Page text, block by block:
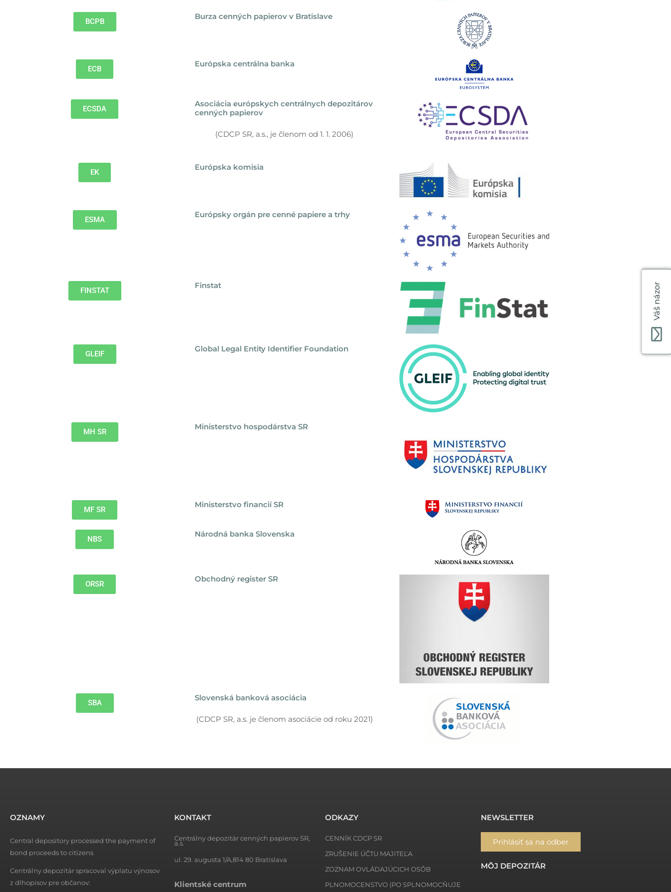
BCPB
Burza cenných papierov v Bratislave
ECB
Európska centrálna banka
ECSDA
Asociácia európskych centrálnych depozitárov
cenných papierov
(CDCP SR, a.s., je členom od 1. 1. 2006)
EK
Európska komisia
ESMA
Európsky orgán pre cenné papiere a trhy
FINSTAT
Finstat
GLEIF
Global Legal Entity Identifier Foundation
MH SR
Ministerstvo hospodárstva SR
MF SR
Ministerstvo financií SR
NBS
Národná banka Slovenska
ORSR
Obchodný register SR
SBA
Slovenská banková asociácia
(CDCP SR, a.s. je členom asociácie od roku 2021)
Váš názor
OZNAMY
Central depository processed the payment of
bond proceeds to citizens
Centrálny depozitár spracoval výplatu výnosov
z dlhopisov pre občanov:
KONTAKT
Centrálny depozitár cenných papierov SR,
a.s.
ul. 29. augusta 1/A,814 80 Bratislava
Klientské centrum
ODKAZY
CENNÍK CDCP SR
ZRUŠENIE ÚČTU MAJITEĽA
ZOZNAM OVLÁDAJÚCICH OSÔB
PLNOMOCENSTVO (PO SPLNOMOCŇUJE
NEWSLETTER
Prihlásiť sa na odber
MÔJ DEPOZITÁR